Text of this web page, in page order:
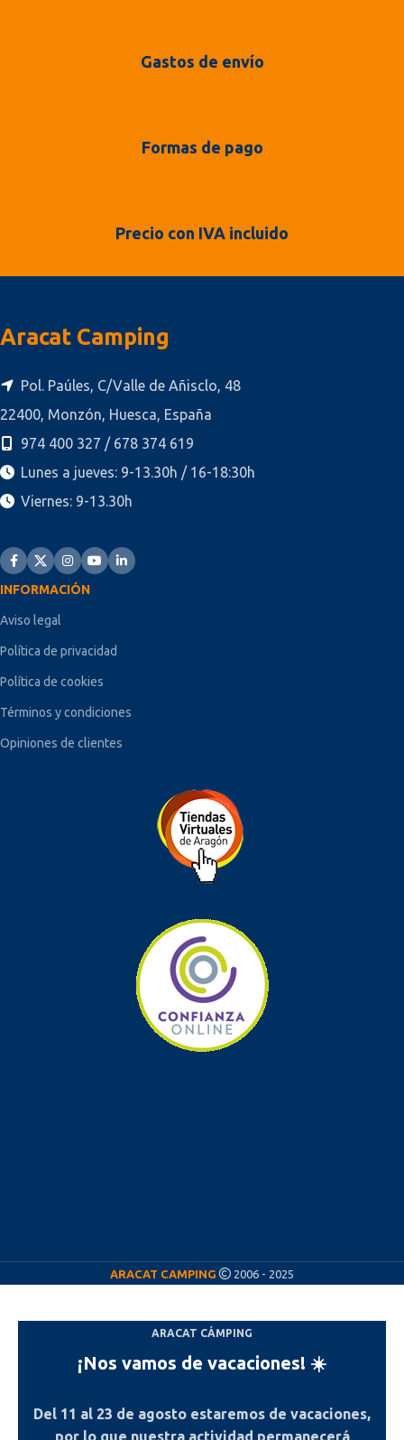
Gastos de envío
Formas de pago
Precio con IVA incluido
Aracat Camping
Pol. Paúles, C/Valle de Añisclo, 48
22400, Monzón, Huesca, España
974 400 327 / 678 374 619
Lunes a jueves: 9-13.30h / 16-18:30h
Viernes: 9-13.30h
INFORMACIÓN
Aviso legal
Política de privacidad
Política de cookies
Términos y condiciones
Opiniones de clientes
ARACAT CAMPING 2006 - 2025
ARACAT CÁMPING
¡Nos vamos de vacaciones! ☀️
Del 11 al 23 de agosto estaremos de vacaciones,
por lo que nuestra actividad permanecerá